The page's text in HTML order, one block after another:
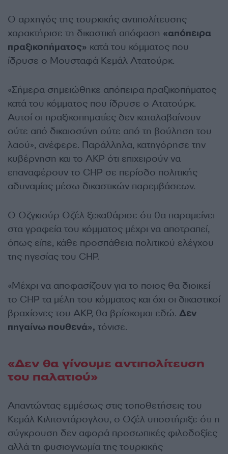
Ο αρχηγός της τουρκικής αντιπολίτευσης
χαρακτήρισε τη δικαστική απόφαση «απόπειρα
πραξικοπήματος» κατά του κόμματος που
ίδρυσε ο Μουσταφά Κεμάλ Ατατούρκ.
«Σήμερα σημειώθηκε απόπειρα πραξικοπήματος
κατά του κόμματος που ίδρυσε ο Ατατούρκ.
Αυτοί οι πραξικοπηματίες δεν καταλαβαίνουν
ούτε από δικαιοσύνη ούτε από τη βούληση του
λαού», ανέφερε. Παράλληλα, κατηγόρησε την
κυβέρνηση και το AKP ότι επιχειρούν να
επαναφέρουν το CHP σε περίοδο πολιτικής
αδυναμίας μέσω δικαστικών παρεμβάσεων.
Ο Οζγκιούρ Οζέλ ξεκαθάρισε ότι θα παραμείνει
στα γραφεία του κόμματος μέχρι να αποτραπεί,
όπως είπε, κάθε προσπάθεια πολιτικού ελέγχου
της ηγεσίας του CHP.
«Μέχρι να αποφασίζουν για το ποιος θα διοικεί
το CHP τα μέλη του κόμματος και όχι οι δικαστικοί
βραχίονες του AKP, θα βρίσκομαι εδώ. Δεν
πηγαίνω πουθενά», τόνισε.
«Δεν θα γίνουμε αντιπολίτευση
του παλατιού»
Απαντώντας εμμέσως στις τοποθετήσεις του
Κεμάλ Κιλιτσντάρογλου, ο Οζέλ υποστήριξε ότι η
σύγκρουση δεν αφορά προσωπικές φιλοδοξίες
αλλά τη φυσιογνωμία της τουρκικής